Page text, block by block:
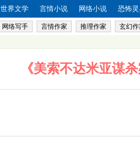
世界文学 言情小说 网络小说 恐怖
网络写手 言情作家 推理作家 玄幻作
《美索不达米亚谋杀